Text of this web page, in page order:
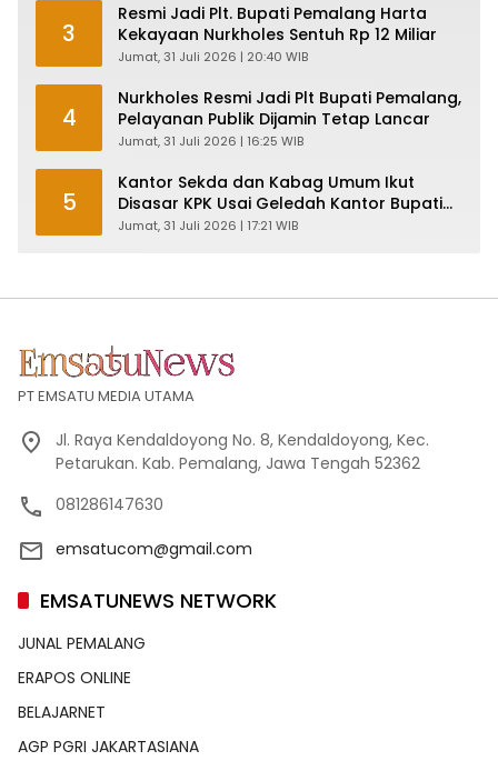
3
Resmi Jadi Plt. Bupati Pemalang Harta
Kekayaan Nurkholes Sentuh Rp 12 Miliar
Jumat, 31 Juli 2026 | 20:40 WIB
4
Nurkholes Resmi Jadi Plt Bupati Pemalang,
Pelayanan Publik Dijamin Tetap Lancar
Jumat, 31 Juli 2026 | 16:25 WIB
5
Kantor Sekda dan Kabag Umum Ikut
Disasar KPK Usai Geledah Kantor Bupati
Pemalang
Jumat, 31 Juli 2026 | 17:21 WIB
PT EMSATU MEDIA UTAMA
Jl. Raya Kendaldoyong No. 8, Kendaldoyong, Kec.
Petarukan. Kab. Pemalang, Jawa Tengah 52362
081286147630
emsatucom@gmail.com
EMSATUNEWS NETWORK
JUNAL PEMALANG
ERAPOS ONLINE
BELAJARNET
AGP PGRI JAKARTASIANA